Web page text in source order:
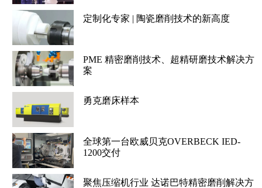
定制化专家 | 陶瓷磨削技术的新高度
PME 精密磨削技术、超精研磨技术解决方
案
勇克磨床样本
全球第一台欧威贝克OVERBECK IED-
1200交付
聚焦压缩机行业 达诺巴特精密磨削解决方